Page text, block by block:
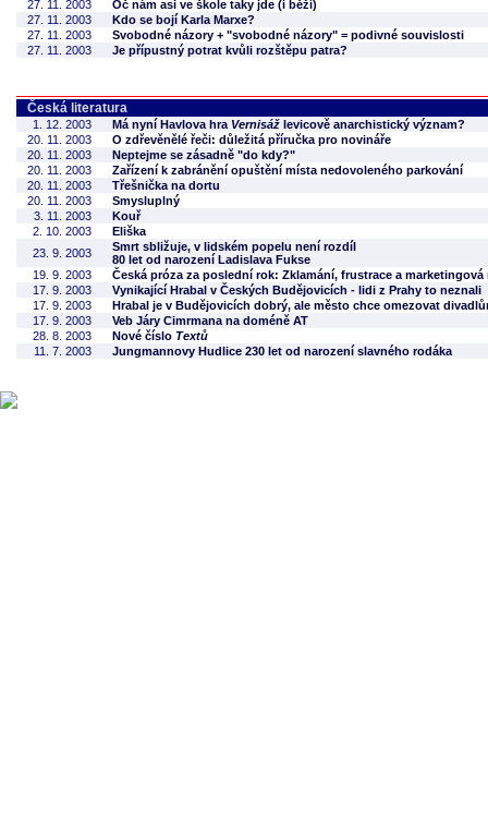
27. 11. 2003
Oč nám asi ve škole taky jde (i běží)
27. 11. 2003
Kdo se bojí Karla Marxe?
27. 11. 2003
Svobodné názory + "svobodné názory" = podivné souvislosti
27. 11. 2003
Je přípustný potrat kvůli rozštěpu patra?
Česká literatura
1. 12. 2003 Má nyní Havlova hra Vernisáž levicově anarchistický význam?
20. 11. 2003
O zdřevěnělé řeči: důležitá příručka pro novináře
20. 11. 2003
Neptejme se zásadně "do kdy?"
20. 11. 2003
Zařízení k zabránění opuštění místa nedovoleného parkování
20. 11. 2003
Třešnička na dortu
20. 11. 2003
Smysluplný
3. 11. 2003
Kouř
2. 10. 2003
Eliška
23. 9. 2003
Smrt sbližuje, v lidském popelu není rozdíl
80 let od narození Ladislava Fukse
19. 9. 2003
Česká próza za poslední rok: Zklamání, frustrace a marketingová
17. 9. 2003
Vynikající Hrabal v Českých Budějovicích - lidi z Prahy to neznali
17. 9. 2003
Hrabal je v Budějovicích dobrý, ale město chce omezovat
17. 9. 2003
Veb Járy Cimrmana na doméně AT
28. 8. 2003
Nové číslo Textů
11. 7. 2003
Jungmannovy Hudlice 230 let od narození slavného rodáka